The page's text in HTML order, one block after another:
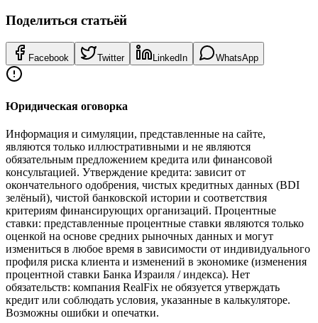
Поделиться статьёй
Facebook Twitter LinkedIn WhatsApp
Юридическая оговорка
Информация и симуляции, представленные на сайте,
являются только иллюстративными и не являются
обязательным предложением кредита или финансовой
консультацией. Утверждение кредита: зависит от
окончательного одобрения, чистых кредитных данных (BDI
зелёный), чистой банковской истории и соответствия
критериям финансирующих организаций. Процентные
ставки: представленные процентные ставки являются только
оценкой на основе средних рыночных данных и могут
измениться в любое время в зависимости от индивидуального
профиля риска клиента и изменений в экономике (изменения
процентной ставки Банка Израиля / индекса). Нет
обязательств: компания RealFix не обязуется утверждать
кредит или соблюдать условия, указанные в калькуляторе.
Возможны ошибки и опечатки.